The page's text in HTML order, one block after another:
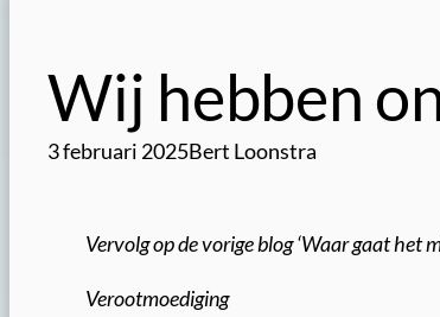
Wij hebben
3 februari 2025Bert Loonstra
Vervolg op de vorige blog ‘Waar gaat het
Verootmoediging